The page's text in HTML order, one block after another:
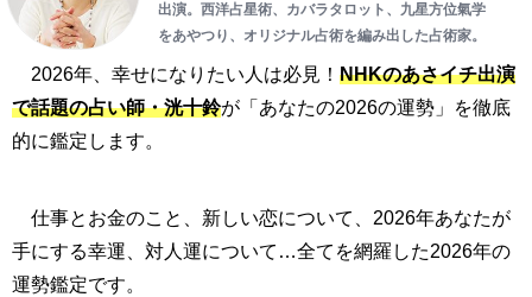
出演。西洋占星術、カバラタロット、九星方位氣学
をあやつり、オリジナル占術を編み出した占術家。
2026年、幸せになりたい人は必見！ NHKのあさイチ出演
で話題の占い師・洸十鈴が「あなたの2026の運勢」を徹底
的に鑑定します。
仕事とお金のこと、新しい恋について、2026年あなたが
手にする幸運、対人運について…全てを網羅した2026年の
運勢鑑定です。